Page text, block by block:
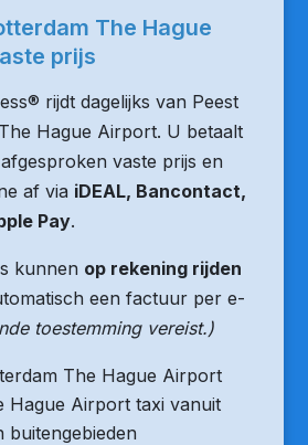
The Hague
prijs
rijdt dagelijks van Peest
Hague Airport. U betaalt
vaste prijs en
af via iDEAL, Bancontact,
Pay.
kunnen op rekening rijden
een factuur per e-
toestemming vereist.)
The Hague Airport
Hague Airport taxi vanuit
buitengebieden